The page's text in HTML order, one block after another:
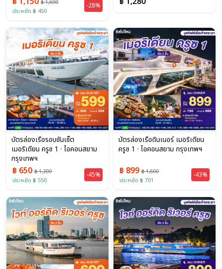
฿ 1,600
ประหยัด ฿ 450
-28%
บัตรล่องเรือรอบซันเซ็ต
เมอริเดียน ครูซ 1 · ไอคอนสยาม
กรุงเทพฯ
฿ 650 ฿ 1,200
ประหยัด ฿ 550
-45%
บัตรล่องเรือดินเนอร์ เมอริเดียน
ครูซ 1 · ไอคอนสยาม กรุงเทพฯ
฿ 899 ฿ 1,600
ประหยัด ฿ 701
-43%